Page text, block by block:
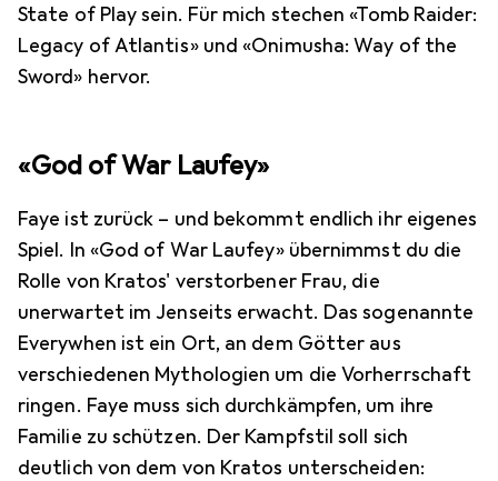
State of Play sein. Für mich stechen «Tomb Raider:
Legacy of Atlantis» und «Onimusha: Way of the
Sword» hervor.
«God of War Laufey»
Faye ist zurück – und bekommt endlich ihr eigenes
Spiel. In «God of War Laufey» übernimmst du die
Rolle von Kratos' verstorbener Frau, die
unerwartet im Jenseits erwacht. Das sogenannte
Everywhen ist ein Ort, an dem Götter aus
verschiedenen Mythologien um die Vorherrschaft
ringen. Faye muss sich durchkämpfen, um ihre
Familie zu schützen. Der Kampfstil soll sich
deutlich von dem von Kratos unterscheiden: